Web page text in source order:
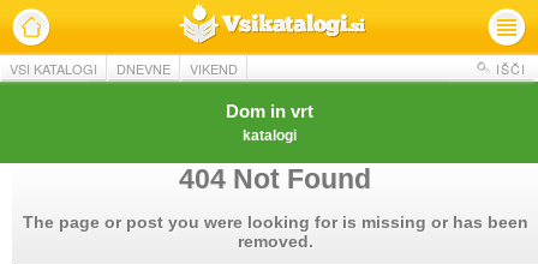
VSI KATALOGI DNEVNE VIKEND IŠČI
Dom in vrt
katalogi
404 Not Found
The page or post you were looking for is missing or has been
removed.